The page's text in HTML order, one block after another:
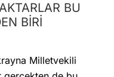
BU
BİRİ
Milletvekili